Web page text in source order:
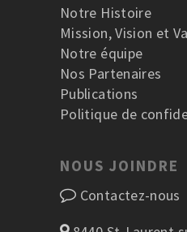
Notre Histoire
Mission, Vision et
Notre équipe
Nos Partenaires
Publications
Politique de
NOUS JOINDRE
Contactez-nous